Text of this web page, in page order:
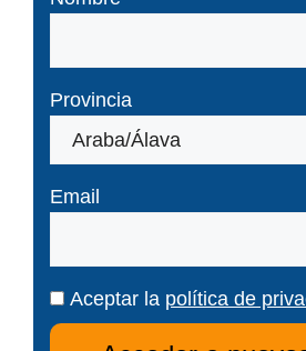
Provincia
Email
Aceptar la política de